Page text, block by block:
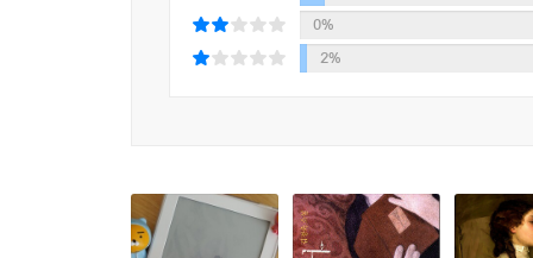
「고독을 빌려드립니다」
‘너그러움’을 빌렸다는 친구는 그 사이트를 접한
「달팽이를 삼킨 사나이」아내가 장사를 시작했
그녀의 설득 앞에서 그리 오래가지 못한다. 습
0%
2%